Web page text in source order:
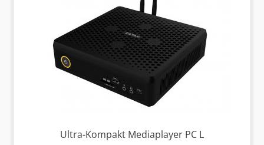
Ultra-Kompakt Mediaplayer PC L